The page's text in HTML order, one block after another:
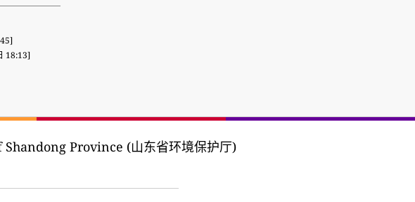
18:13]
Province (山东省环境保护厅)